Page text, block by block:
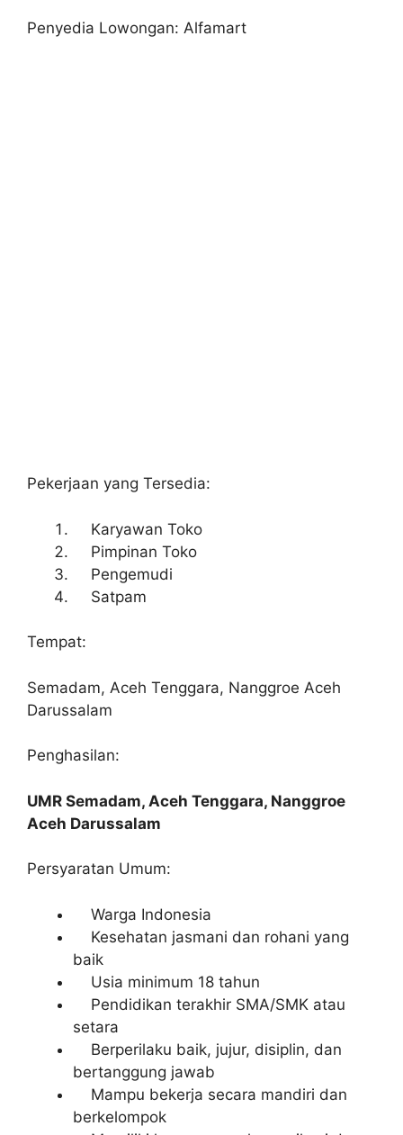
Penyedia Lowongan: Alfamart
Pekerjaan yang Tersedia:
Karyawan Toko
Pimpinan Toko
Pengemudi
Satpam
Tempat:
Semadam, Aceh Tenggara, Nanggroe Aceh
Darussalam
Penghasilan:
UMR Semadam, Aceh Tenggara, Nanggroe
Aceh Darussalam
Persyaratan Umum:
Warga Indonesia
Kesehatan jasmani dan rohani yang
baik
Usia minimum 18 tahun
Pendidikan terakhir SMA/SMK atau
setara
Berperilaku baik, jujur, disiplin, dan
bertanggung jawab
Mampu bekerja secara mandiri dan
berkelompok